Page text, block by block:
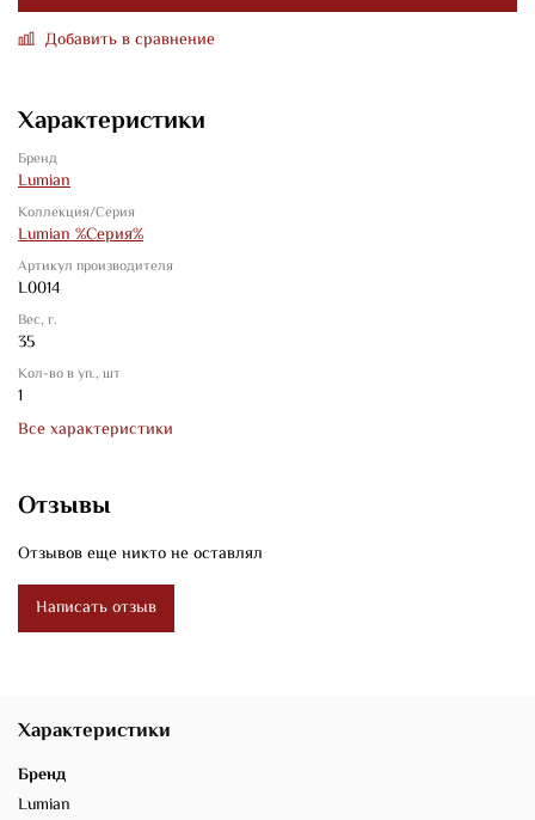
Добавить в сравнение
Характеристики
Бренд
Lumian
Коллекция/Серия
Lumian %Серия%
Артикул производителя
L0014
Вес, г.
35
Кол-во в уп., шт
1
Все характеристики
Отзывы
Отзывов еще никто не оставлял
Написать отзыв
Характеристики
Бренд
Lumian